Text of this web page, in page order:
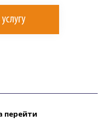
перейти